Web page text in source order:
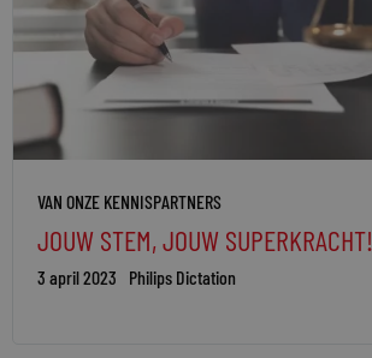
VAN ONZE KENNISPARTNERS
JOUW STEM, JOUW SUPERKRACHT!
3 april 2023 Philips Dictation